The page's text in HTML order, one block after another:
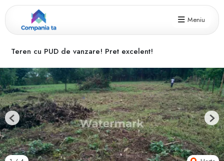
Meniu
Teren cu PUD de vanzare! Pret excelent!
Previous Next